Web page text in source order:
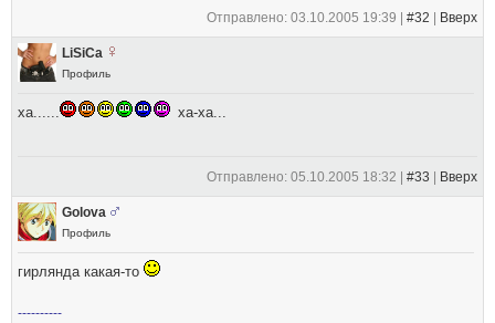
Отправлено: 03.10.2005 19:39 | #32 Вверх
LiSiCa
Профиль
ха...... ха-ха...
Отправлено: 05.10.2005 18:32 | #33 Вверх
Golova
Профиль
гирлянда какая-то
----------